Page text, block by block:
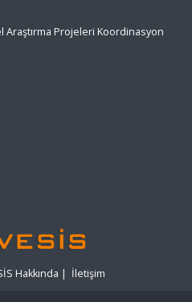
Projeleri Koordinasyon
Hakkında | İletişim